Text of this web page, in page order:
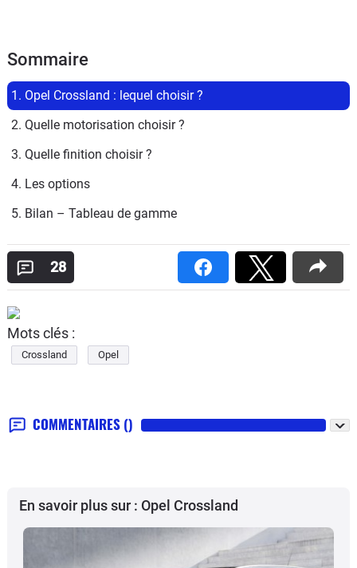
Sommaire
1. Opel Crossland : lequel choisir ?
2. Quelle motorisation choisir ?
3. Quelle finition choisir ?
4. Les options
5. Bilan – Tableau de gamme
28
Mots clés :
Crossland Opel
COMMENTAIRES ()
En savoir plus sur : Opel Crossland